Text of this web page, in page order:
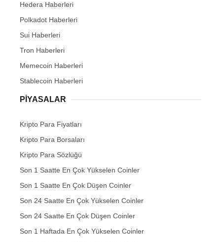
Hedera Haberleri
Polkadot Haberleri
Sui Haberleri
Tron Haberleri
Memecoin Haberleri
Stablecoin Haberleri
PIYASALAR
Kripto Para Fiyatları
Kripto Para Borsaları
Kripto Para Sözlüğü
Son 1 Saatte En Çok Yükselen Coinler
Son 1 Saatte En Çok Düşen Coinler
Son 24 Saatte En Çok Yükselen Coinler
Son 24 Saatte En Çok Düşen Coinler
Son 1 Haftada En Çok Yükselen Coinler